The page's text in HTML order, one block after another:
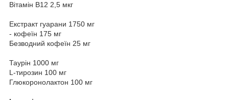
Вітамін В12 2,5 мкг
Екстракт гуарани 1750 мг
- кофеїн 175 мг
Безводний кофеїн 25 мг
Таурін 1000 мг
L-тирозин 100 мг
Глюкоронолактон 100 мг